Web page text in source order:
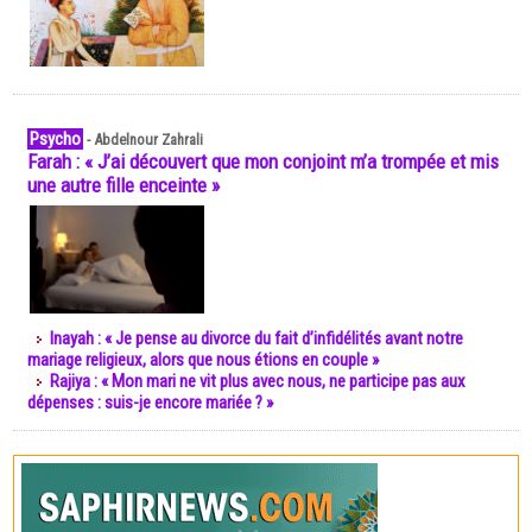
Psycho -Abdelnour Zahrali
Farah : « J’ai découvert que mon conjoint m’a trompée et mis
une autre fille enceinte »
Inayah : « Je pense au divorce du fait d’infidélités avant notre
mariage religieux, alors que nous étions en couple »
Rajiya : « Mon mari ne vit plus avec nous, ne participe pas aux
dépenses : suis-je encore mariée ? »